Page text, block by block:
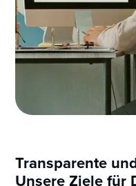
Transparente
Unsere Ziele für